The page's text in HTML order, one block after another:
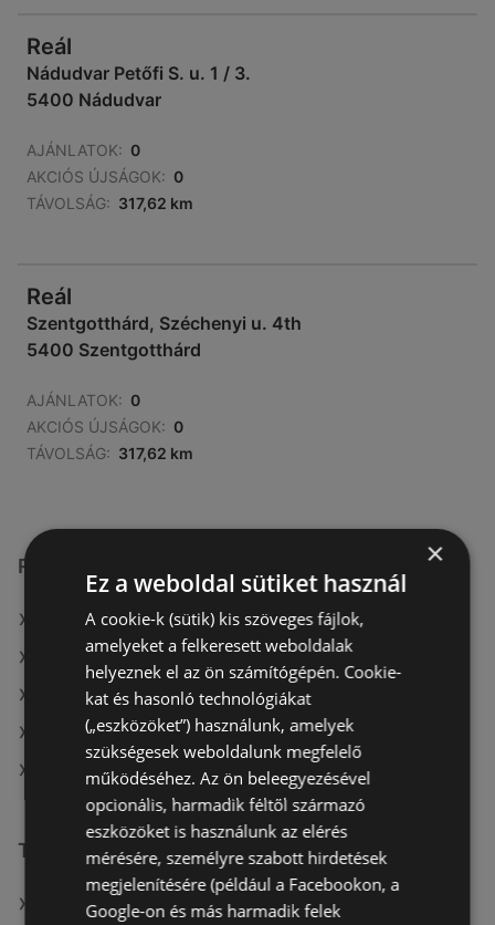
Reál
Nádudvar Petőfi S. u. 1 / 3.
5400 Nádudvar
AJÁNLATOK: 0
AKCIÓS ÚJSÁGOK: 0
TÁVOLSÁG: 317,62 km
Reál
Szentgotthárd, Széchenyi u. 4th
5400 Szentgotthárd
AJÁNLATOK: 0
AKCIÓS ÚJSÁGOK: 0
TÁVOLSÁG: 317,62 km
Reál üzletek itt:
Reál itt: Békéscsabai
Reál itt: Kiskunmajsai
Reál itt: Paksi
Reál itt: Pilisvörösvári
Reál itt: Ózdi
További linkek
A(z) Reál ajánlatai
×
Ez a weboldal sütiket használ
A cookie-k (sütik) kis szöveges fájlok,
amelyeket a felkeresett weboldalak
helyeznek el az ön számítógépén. Cookie-
kat és hasonló technológiákat
(„eszközöket”) használunk, amelyek
szükségesek weboldalunk megfelelő
működéséhez. Az ön beleegyezésével
opcionális, harmadik féltől származó
eszközöket is használunk az elérés
mérésére, személyre szabott hirdetések
megjelenítésére (például a Facebookon, a
Google-on és más harmadik felek